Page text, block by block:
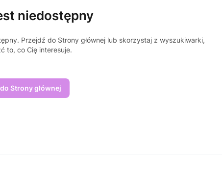
niedostępny
Przejdź do Strony głównej lub skorzystaj z wyszukiwarki,
to, co Cię interesuje.
Strony głównej